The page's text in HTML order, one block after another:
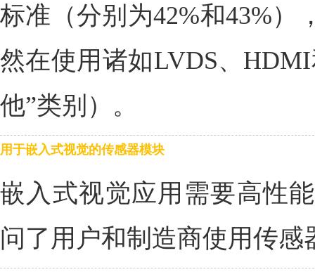
标准（分别为42%和43%）
然在使用诸如LVDS、
他”类别）。
用于嵌入式视觉的传感器模块
嵌入式视觉应用需要高性
问了用户和制造商使用传